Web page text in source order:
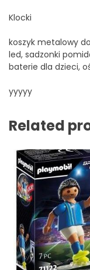
Klocki
koszyk metalowy
led, sadzonki
baterie dla dzieci,
yyyyy
Related